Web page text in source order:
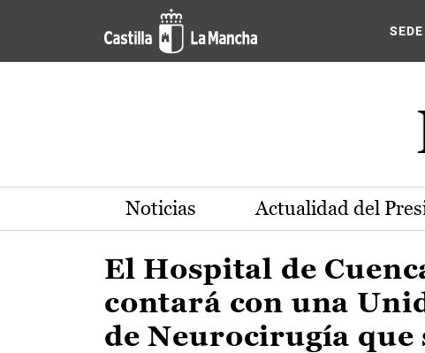
Pasar al contenido principal
Actualidad de la región de
Noticias Actualidad del
El Hospital de
contará con una
de Neurocirugía que